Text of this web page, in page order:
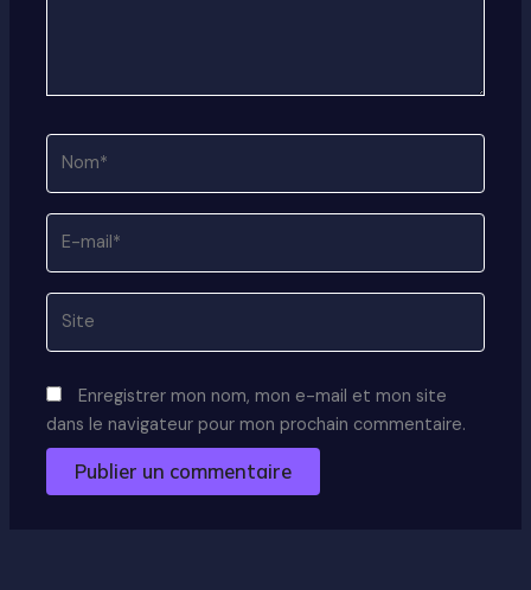
Nom*
E-
mail*
Enregistrer mon nom, mon e-mail et mon site
dans le navigateur pour mon prochain commentaire.